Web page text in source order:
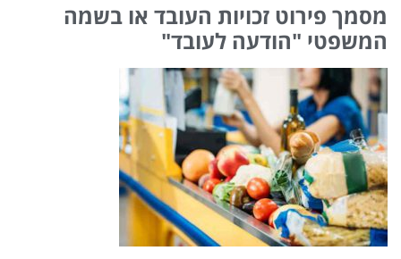
מסמך פירוט זכויות העובד או בשמה
המשפטי "הודעה לעובד"